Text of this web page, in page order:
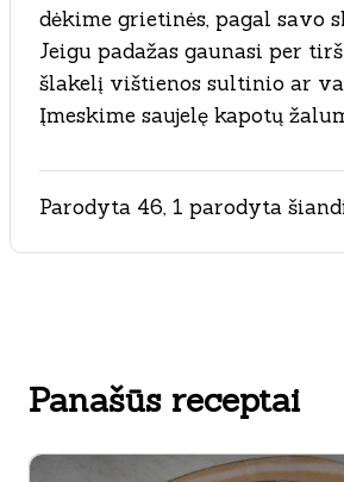
dėkime grietinės, pagal savo
Jeigu padažas gaunasi per
šlakelį vištienos sultinio ar
Įmeskime saujelę kapotų
Parodyta 46, 1 parodyta
Panašūs receptai